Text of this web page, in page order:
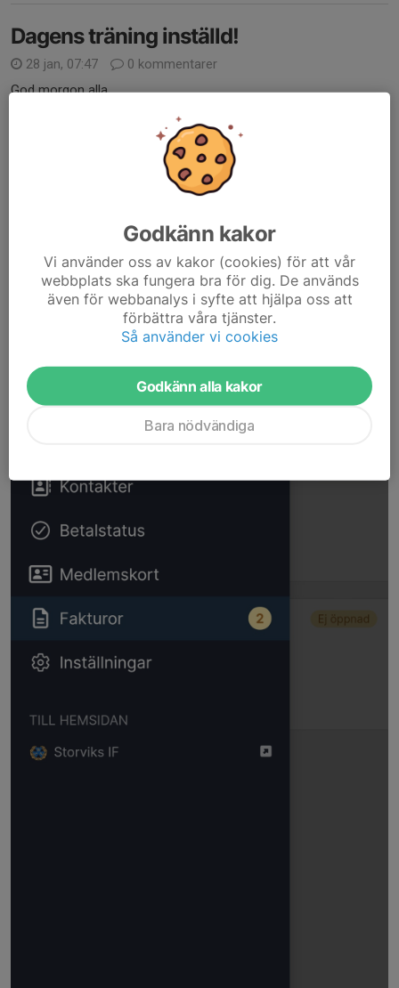
Dagens träning inställd!
28 jan, 07:47
0 kommentarer
God morgon alla,
Ses måndag nästa vecka ❄️
Medlemsavgifter
23 jan, 18:35 0 kommentarer
Godkänn kakor
Vi använder oss av kakor (cookies) för att vår
webbplats ska fungera bra för dig. De används
även för webbanalys i syfte att hjälpa oss att
förbättra våra tjänster.
Så använder vi cookies
Godkänn alla kakor
Bara nödvändiga